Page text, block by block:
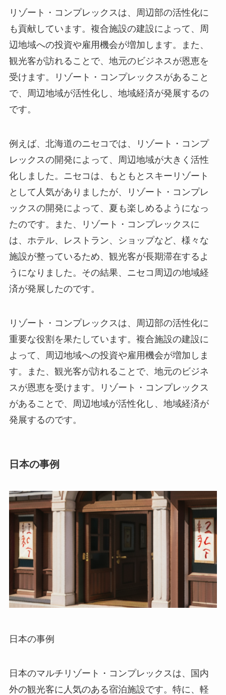
リゾート・コンプレックスは、
周辺部の活性化に
も貢献しています。複合施設の建設によって、周
辺地域への投資や雇用機会が増加します。また、
観光客が訪れることで、地元のビジネスが恩恵を
受けます。リゾート・コンプレックスがあること
で、
周辺地域が活性化し、地域経済が発展するの
です。
例えば、北海道のニセコでは、リゾート・コンプ
レックスの開発によって、周辺地域が大きく活性
化しました。ニセコは、もともとスキーリゾート
として人気がありましたが、リゾート・コンプレ
ックスの開発によって、夏も楽しめるようになっ
たのです。また、リゾート・コンプレックスに
は、ホテル、レストラン、ショップなど、様々な
施設が整っているため、 観光客が長期滞在するよ
うになりました。その結果、 ニセコ周辺の地域経
済が発展したのです。
リゾート・コンプレックスは、
周辺部の活性化に
重要な役割を果たしています。複合施設の建設に
よって、周辺地域への投資や雇用機会が増加しま
す。また、観光客が訪れることで、地元のビジネ
スが恩恵を受けます。リゾート・コンプレックス
があることで、
周辺地域が活性化し、地域経済が
発展するのです。
日本の事例
日本の事例
日本のマルチリゾート・コンプレックスは、国内
外の観光客に人気のある宿泊施設です。 特に、軽